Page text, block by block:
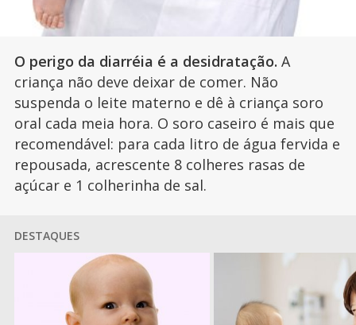
O perigo da diarréia é a desidratação. A
criança não deve deixar de comer. Não
suspenda o leite materno e dê à criança soro
oral cada meia hora. O soro caseiro é mais que
recomendável: para cada litro de água fervida e
repousada, acrescente 8 colheres rasas de
açúcar e 1 colherinha de sal.
DESTAQUES